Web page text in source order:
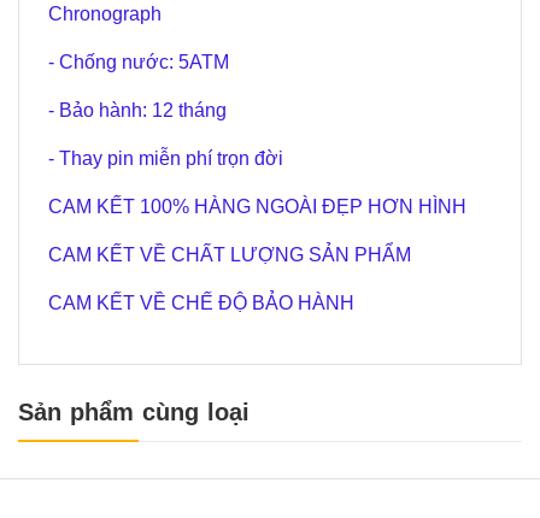
Chronograph
- Chống nước: 5ATM
- Bảo hành: 12 tháng
- Thay pin miễn phí trọn đời
CAM KẾT 100% HÀNG NGOÀI ĐẸP HƠN HÌNH
CAM KẾT VỀ CHẤT LƯỢNG SẢN PHẨM
CAM KẾT VỀ CHẾ ĐỘ BẢO HÀNH
Sản phẩm cùng loại